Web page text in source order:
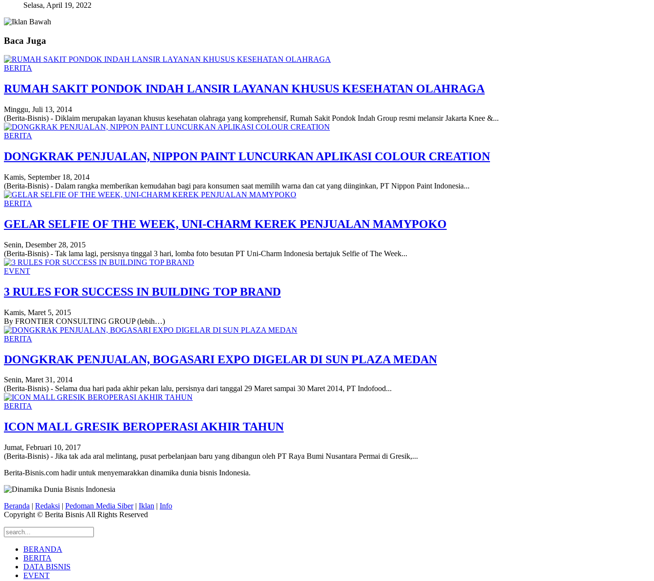
Selasa, April 19, 2022
Baca Juga
BERITA
RUMAH SAKIT PONDOK INDAH LANSIR LAYANAN KHUSUS KESEHATAN OLAHRAGA
Minggu, Juli 13, 2014
(Berita-Bisnis) - Diklaim merupakan layanan khusus kesehatan olahraga yang komprehensif, Rumah Sakit Pondok Indah Group resmi melansir Jakarta Knee &...
BERITA
DONGKRAK PENJUALAN, NIPPON PAINT LUNCURKAN APLIKASI COLOUR CREATION
Kamis, September 18, 2014
(Berita-Bisnis) - Dalam rangka memberikan kemudahan bagi para konsumen saat memilih warna dan cat yang diinginkan, PT Nippon Paint Indonesia...
BERITA
GELAR SELFIE OF THE WEEK, UNI-CHARM KEREK PENJUALAN MAMYPOKO
Senin, Desember 28, 2015
(Berita-Bisnis) - Tak lama lagi, persisnya tinggal 3 hari, lomba foto besutan PT Uni-Charm Indonesia bertajuk Selfie of The Week...
EVENT
3 RULES FOR SUCCESS IN BUILDING TOP BRAND
Kamis, Maret 5, 2015
By FRONTIER CONSULTING GROUP (lebih…)
BERITA
DONGKRAK PENJUALAN, BOGASARI EXPO DIGELAR DI SUN PLAZA MEDAN
Senin, Maret 31, 2014
(Berita-Bisnis) - Selama dua hari pada akhir pekan lalu, persisnya dari tanggal 29 Maret sampai 30 Maret 2014, PT Indofood...
BERITA
ICON MALL GRESIK BEROPERASI AKHIR TAHUN
Jumat, Februari 10, 2017
(Berita-Bisnis) - Jika tak ada aral melintang, pusat perbelanjaan baru yang dibangun oleh PT Raya Bumi Nusantara Permai di Gresik,...
Berita-Bisnis.com hadir untuk menyemarakkan dinamika dunia bisnis Indonesia.
Beranda | Redaksi | Pedoman Media Siber| Iklan | Info
Copyright © Berita Bisnis All Rights Reserved
BERANDA
BERITA
DATA BISNIS
EVENT